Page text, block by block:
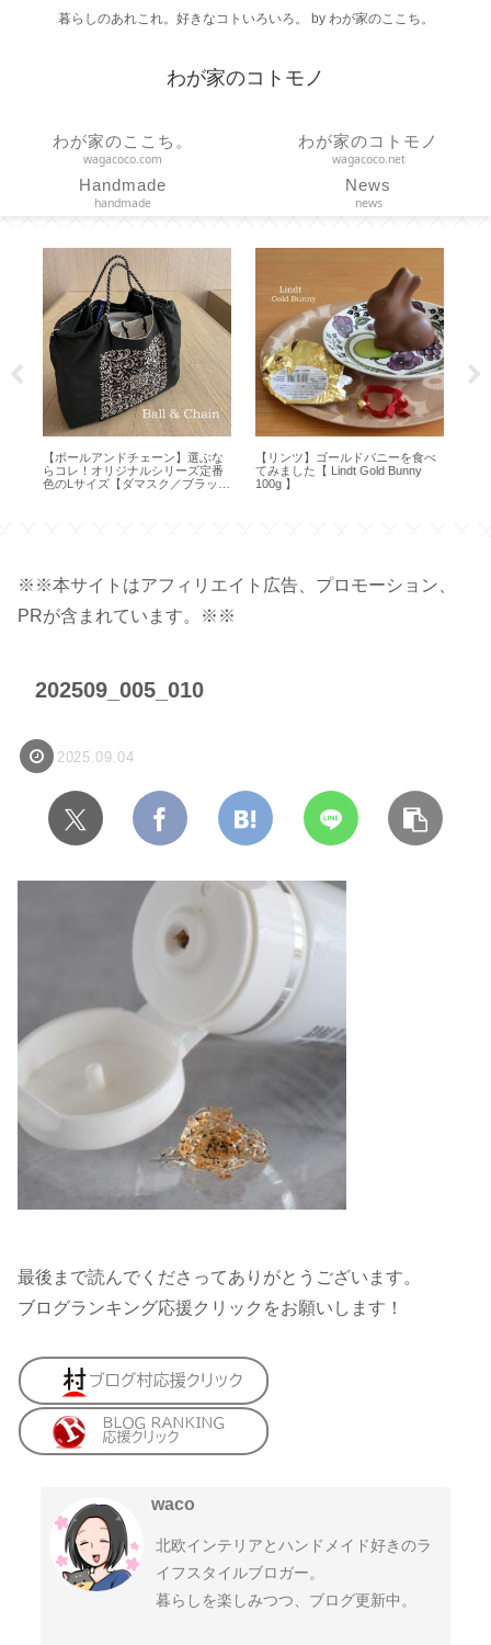
暮らしのあれこれ。好きなコトいろいろ。 by わが家のここち。
わが家のコトモノ
わが家のここち。
wagacoco.com
わが家のコトモノ
wagacoco.net
Handmade
handmade
News
news
【ボールアンドチェーン】選ぶな
らコレ！オリジナルシリーズ定番
色のLサイズ【ダマスク／ブラッ
【リンツ】ゴールドバニーを食べ
てみました【 Lindt Gold Bunny
100g 】
※※本サイトはアフィリエイト広告、プロモーション、
PRが含まれています。※※
202509_005_010
2025.09.04
最後まで読んでくださってありがとうございます。
ブログランキング応援クリックをお願いします！
waco
北欧インテリアとハンドメイド好きのラ
イフスタイルブロガー。
暮らしを楽しみつつ、ブログ更新中。